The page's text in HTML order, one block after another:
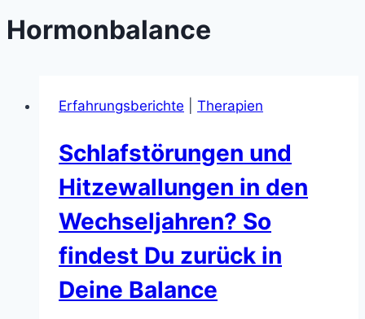
Hormonbalance
Erfahrungsberichte Therapien
Schlafstörungen und
Hitzewallungen in den
Wechseljahren? So
findest Du zurück in
Deine Balance